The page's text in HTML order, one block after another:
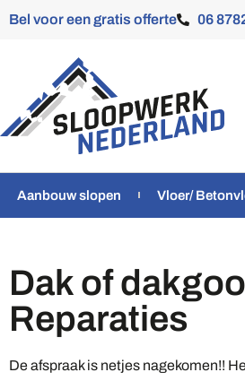
Bel voor een gratis offerte 06
Aanbouw slopen Vloer/
Dak of
Reparaties
De afspraak is netjes nagekomen!!